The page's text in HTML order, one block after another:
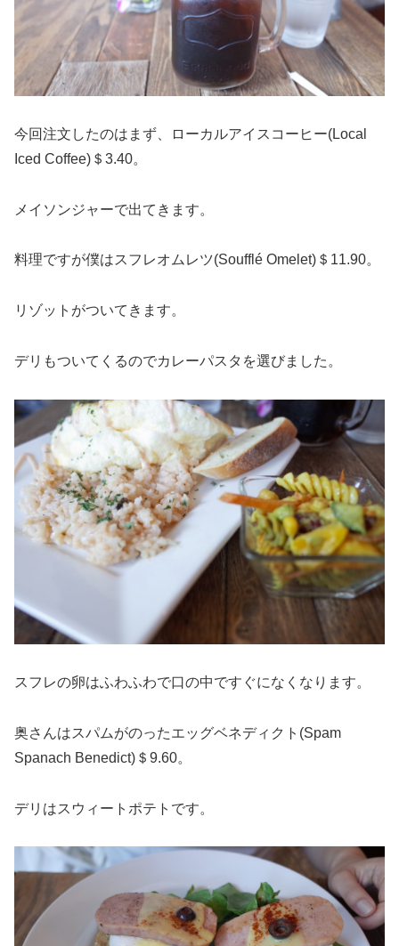
今回注文したのはまず、ローカルアイスコーヒー(Local
Iced Coffee)＄3.40。
メイソンジャーで出てきます。
料理ですが僕はスフレオムレツ(Soufflé Omelet)＄11.90。
リゾットがついてきます。
デリもついてくるのでカレーパスタを選びました。
スフレの卵はふわふわで口の中ですぐになくなります。
奥さんはスパムがのったエッグベネディクト(Spam
Spanach Benedict)＄9.60。
デリはスウィートポテトです。